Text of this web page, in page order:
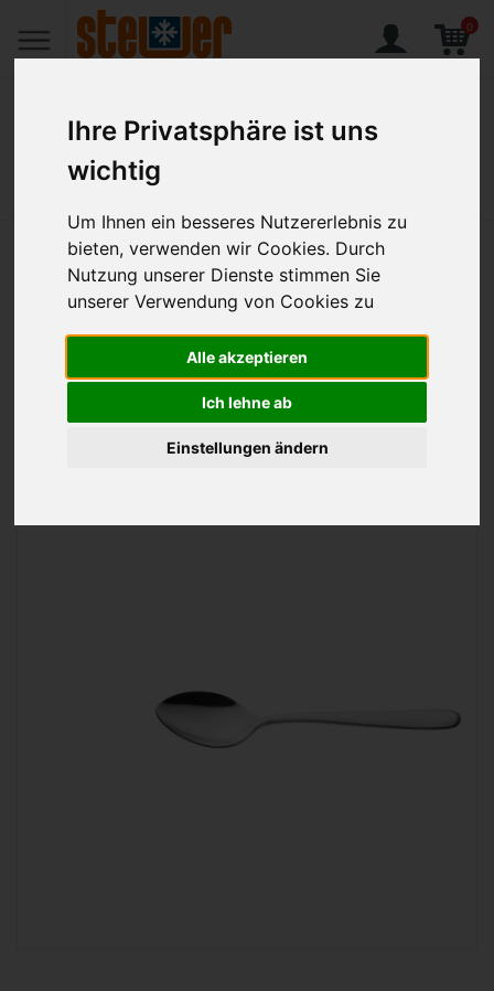
Ihre Privatsphäre ist uns
wichtig
Um Ihnen ein besseres Nutzererlebnis zu
bieten, verwenden wir Cookies. Durch
Nutzung unserer Dienste stimmen Sie
unserer Verwendung von Cookies zu
Alle akzeptieren
Ich lehne ab
Einstellungen ändern
0
Produkte
Gusto, Menülöffel 208 mm
poliert